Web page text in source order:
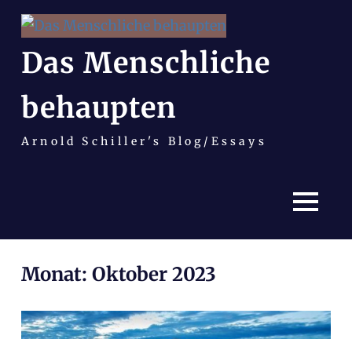
Inhalt
Das Menschliche
behaupten
Arnold Schiller's Blog/Essays
MENÜ
Monat: Oktober 2023